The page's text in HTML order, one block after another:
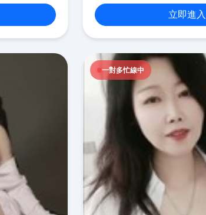
立即進入
一對多忙線中